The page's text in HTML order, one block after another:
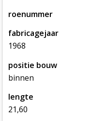
roenummer
fabricagejaar
1968
positie bouw
binnen
lengte
21,60